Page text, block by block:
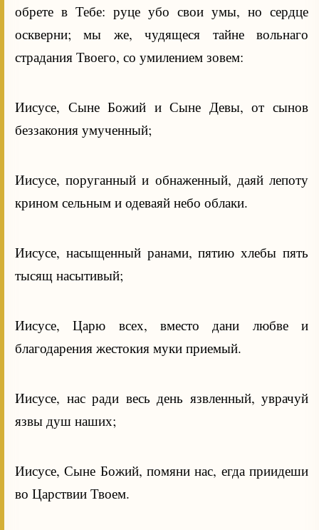
обрете в Тебе: руце убо свои умы, но сердце
оскверни; мы же, чудящеся тайне вольнаго
страдания Твоего, со умилением зовем:
Иисусе, Сыне Божий и Сыне Девы, от сынов
беззакония умученный;
Иисусе, поруганный и обнаженный, даяй лепоту
крином сельным и одеваяй небо облаки.
Иисусе, насыщенный ранами, пятию хлебы пять
тысящ насытивый;
Иисусе, Царю всех, вместо дани любве и
благодарения жестокия муки приемый.
Иисусе, нас ради весь день язвленный, уврачуй
язвы душ наших;
Иисусе, Сыне Божий, помяни нас, егда приидеши
во Царствии Твоем.